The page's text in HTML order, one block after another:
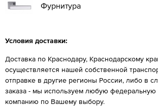
Фурнитура
Условия доставки:
Доставка по Краснодару, Краснодарскому
осуществляется нашей собственной
отправке в другие регионы России, либо в
заказа - мы используем любую федеральную
компанию по Вашему выбору.